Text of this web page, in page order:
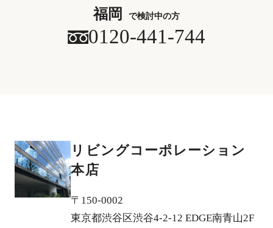
福岡 で検討中の方
0120-441-744
リビングコーポレーション
本店
〒150-0002
東京都渋谷区渋谷4-2-12 EDGE南青山2F